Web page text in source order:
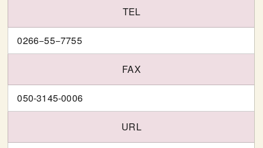
TEL
0266−55−7755
FAX
050-3145-0006
URL